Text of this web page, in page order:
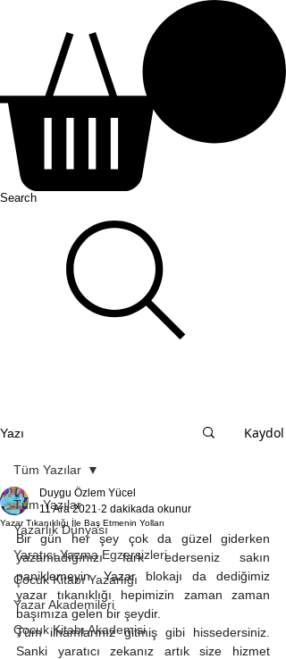
Search
Yazı Kaydol
Tüm Yazılar
Yazarlık Dünyası
Yaratıcı Yazma Egzersizleri
Çocuk Kitabı Yazarlığı
Yazar Akademileri
Çocuk Kitabı Akademisi
Tüm Yazılar
Yazar Tıkanıklığı İle Baş Etmenin Yolları
Duygu Özlem Yücel
11 Ara 2021 2 dakikada okunur
Bir gün her şey çok da güzel giderken
yazamadığınızı fark ederseniz sakın
paniklemeyin. Yazar blokajı da dediğimiz
yazar tıkanıklığı hepimizin zaman zaman
başımıza gelen bir şeydir.
Tüm ilhamlarınız gitmiş gibi hissedersiniz.
Sanki yaratıcı zekanız artık size hizmet